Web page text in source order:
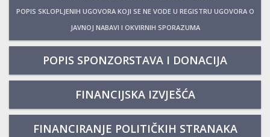
POPIS SKLOPLJENIH UGOVORA KOJI SE NE VODE U REGISTRU UGOVORA O
JAVNOJ NABAVI I OKVIRNIH SPORAZUMA
POPIS SPONZORSTAVA I DONACIJA
FINANCIJSKA IZVJEŠĆA
FINANCIRANJE POLITIČKIH STRANAKA